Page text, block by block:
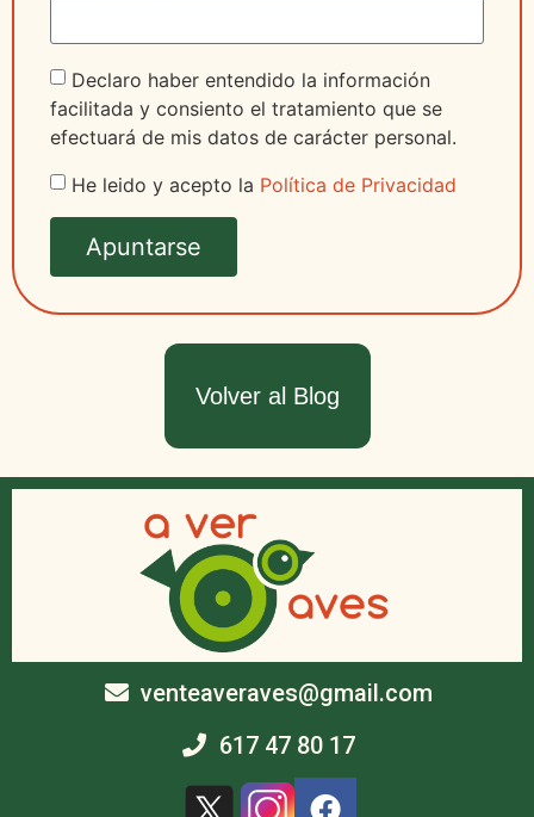
Declaro haber entendido la información
facilitada y consiento el tratamiento que se
efectuará de mis datos de carácter personal.
He leido y acepto la Política de Privacidad
Apuntarse
Volver al Blog
venteaveraves@gmail.com
617 47 80 17